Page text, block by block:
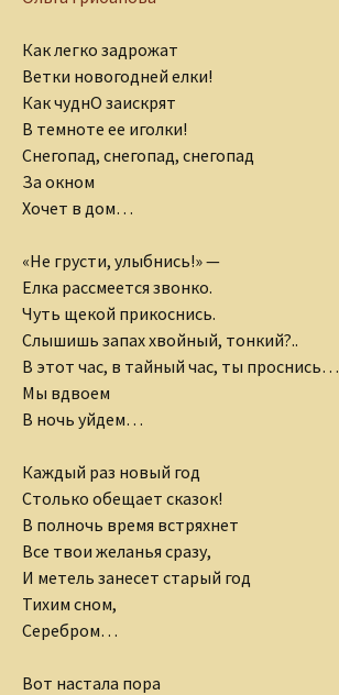
Как легко задрожат
Ветки новогодней елки!
Как чуднО заискрят
В темноте ее иголки!
Снегопад, снегопад, снегопад
За окном
Хочет в дом…
«Не грусти, улыбнись!» —
Елка рассмеется звонко.
Чуть щекой прикоснись.
Слышишь запах хвойный, тонкий?..
В этот час, в тайный час, ты проснись…
Мы вдвоем
В ночь уйдем…
Каждый раз новый год
Столько обещает сказок!
В полночь время встряхнет
Все твои желанья сразу,
И метель занесет старый год
Тихим сном,
Серебром…
Вот настала пора